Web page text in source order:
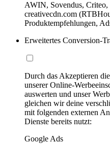
AWIN, Sovendus,
creativecdn.com
Produktempfehlungen,
Erweitertes Conversion-
Durch das Akzeptieren
unserer Online-
auswerten und unser
gleichen wir deine
mit folgenden externen
Dienste bereits nutzt:
Google Ads